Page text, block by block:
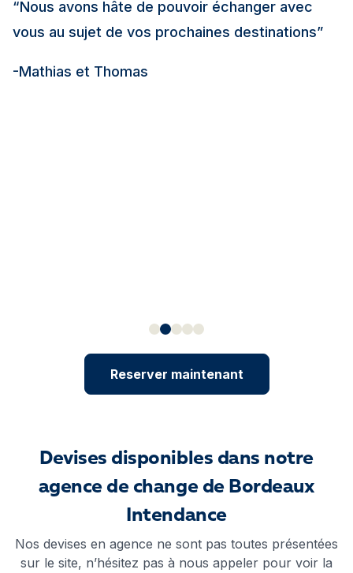
“Nous avons hâte de pouvoir échanger avec
vous au sujet de vos prochaines destinations”
-Mathias et Thomas
Reserver maintenant
Devises disponibles dans notre
agence de change de Bordeaux
Intendance
Nos devises en agence ne sont pas toutes présentées
sur le site, n’hésitez pas à nous appeler pour voir la